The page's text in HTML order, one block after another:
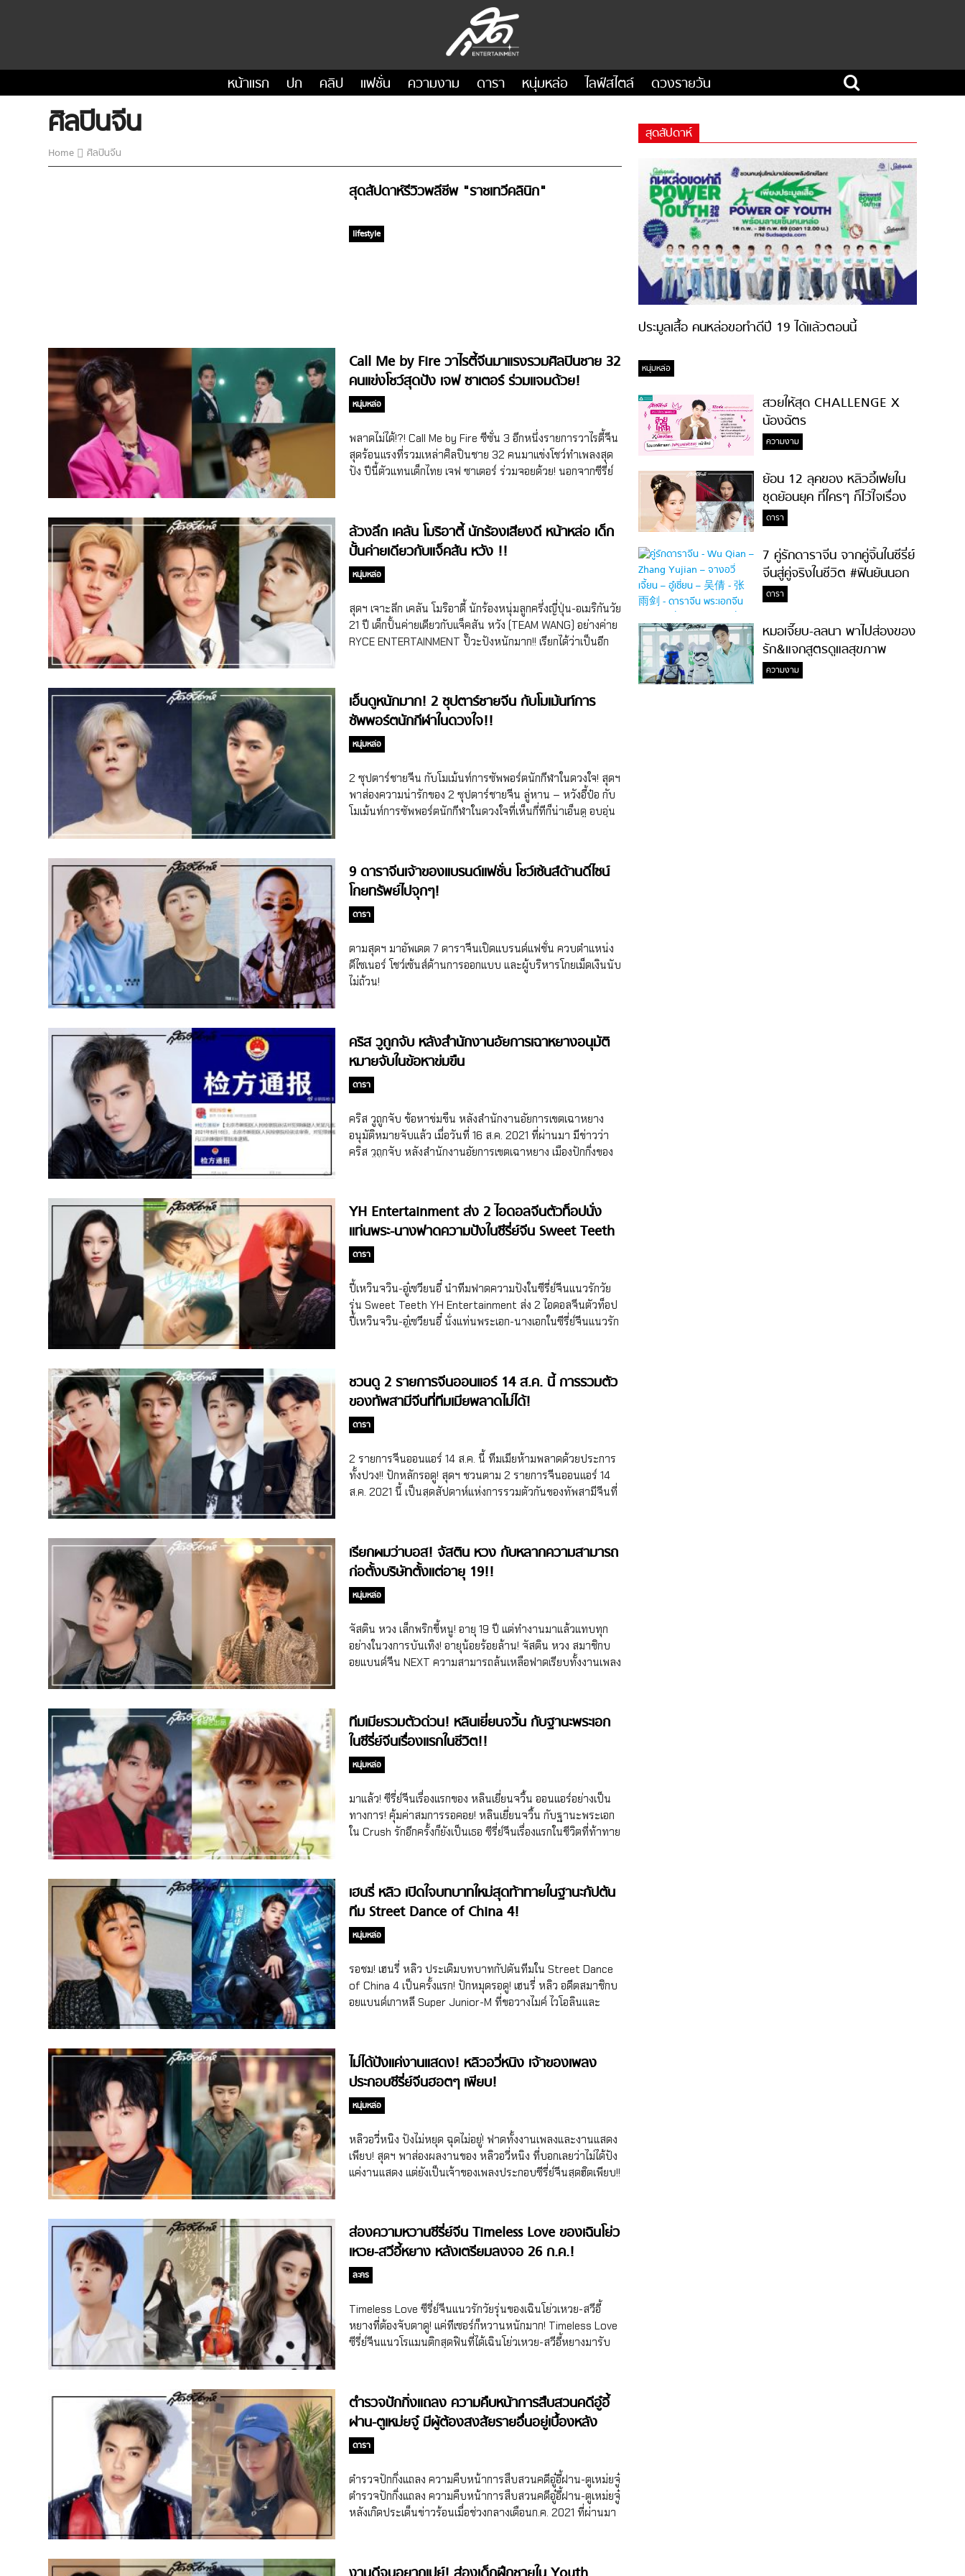
หน้าแรก ปก คลิป แฟชั่น ความงาม ดารา หนุ่มหล่อ ไลฟ์สไตล์ ดวงรายวัน
ศิลปินจีน
Home ศิลปินจีน
สุดสัปดาห์รีวิวพลีชีพ "ราชเทวีคลินิก"
lifestyle
Call Me by Fire วาไรตี้จีนมาแรงรวมศิลปินชาย 32
คนแข่งโชว์สุดปัง เจฟ ซาเตอร์ ร่วมแจมด้วย!
หนุ่มหล่อ
พลาดไม่ได้!?! Call Me by Fire ซีซั่น 3 อีกหนึ่งรายการวาไรตี้จีน
สุดร้อนแรงที่รวมเหล่าศิลปินชาย 32 คนมาแข่งโชว์ทำเพลงสุด
ปัง ปีนี้ตัวแทนเด็กไทย เจฟ ซาเตอร์ ร่วมจอยด้วย! นอกจากซีรี่ย์
หนึ่งปีที่มีรายการจีนน่าดูๆ ออนแอร์เยอะมาก-ก-ก ซึ่งหนึ่งใน
รายการที่สุดฯ บอกเลยว่า พลาดไม่ได้โดยเฉพาะสาวๆ เพราะนี่
เป็นรายการที่นอกจากจะรวมเหล่าศิลปินชายไว้เยอะมากๆ แล้ว
ยังมีหมดตั้งแต่ซุปตาร์รุ่นใหญ่ขวัญใจเด็กยุค 90 กระทั่งนักร้อง
รุ่นใหม่ นั่นคือ รายการ Call Me by Fire หรือชื่อจีน 披荆斩棘
ก่อนที่สุดฯ จะพาไปส่องว่ามีหนุ่มคนไหน ขอพูดถึงรายการCall
Me by Fireให้หลายๆ คนที่อาจจะยังไม่เคยดูได้รู้จักกันก่อนค่ะ
สำหรับรายการCall Me by Fireเป็นรายการที่นำเหล่าศิลปิน
ล้วงลึก เคลัน โมริอาตี้ นักร้องเสียงดี หน้าหล่อ เด็ก
ปั้นค่ายเดียวกับแจ็คสัน หวัง !!
หนุ่มหล่อ
สุดฯ เจาะลึก เคลัน โมริอาตี้ นักร้องหนุ่มลูกครึ่งญี่ปุ่น-อเมริกันวัย
21 ปี เด็กปั้นค่ายเดียวกับแจ็คสัน หวัง (TEAM WANG) อย่างค่าย
RYCE ENTERTAINMENT ปั๊วะปังหนักมาก!! เรียกได้ว่าเป็นอีก
ที่ 12 เดือนเม.ย. 2001) ที่เชื่อว่าคอสายบันเทิงจีนน่าจะพอคุ้น
หน้าคุ้นตากันมาบ้างแล้วก่อนหน้านี้ เพราะเคลัน โมริอาตี้เป็น
หนึ่งในผู้เข้าแข่งขันรายการเซอร์ไวเวิลจีนเฟ้นหาไอดอลเพื่อเดบิ
วต์เป็นบอยแบนด์จีนวงใหม่อย่าง CHUANG 2021 (หรืออีกชื่อ
Produce Camp 2021) และเป็นหนึ่งในผู้เข้าแข่งขันตัวท็อปของ
รายการ ก่อนจะจบการแข่งด้วยอันดับที่ 12 อย่างไรก็ตาม อันที่
จริงสุดฯ ต้องขอย้อนความไปถึงโปรไฟล์ของเคลัน โมริอาตี้สัก
หน่อยว่า เด็กหนุ่มคนนี้เกิดที่ประเทศคิวบา และได้เดบิวต์เป็นนัก
เอ็นดูหนักมาก! 2 ซุปตาร์ชายจีน กับโมเม้นท์การ
ซัพพอร์ตนักกีฬาในดวงใจ!!
หนุ่มหล่อ
2 ซุปตาร์ชายจีน กับโมเม้นท์การซัพพอร์ตนักกีฬาในดวงใจ! สุดฯ
พาส่องความน่ารักของ 2 ซุปตาร์ชายจีน ลู่หาน – หวังอี้ป๋อ กับ
โมเม้นท์การซัพพอร์ตนักกีฬาในดวงใจที่เห็นกี่ทีก็น่าเอ็นดู อบอุ่น
ในฐานะอดีตสมาชิกบอยแบนด์เกาหลีใต้ EXO ที่เป็นอีกหนึ่งหนุ่ม
ฮอตของวงการบันเทิงจีนที่มีทักษะทางด้านกีฬาดีมาก อย่างเช่น
ในรายการวาไรตี้จีน Keep Running ที่ลู่หานเป็นสมาชิกหลัก
ของรายการมาตั้งแต่ปี 2015-2018 ก็พิสูจน์ให้เห็นกันแล้วถึง
หลายซีซั่น อันที่จริงนอกจากทักษะทางด้านกีฬาที่ดี ลู่หานยังชื่น
ชอบกีฬาฟุตบอลมากๆ โดยมีทีมในดวงใจอย่างแมนยูหรือแมนเชส
เตอร์ยูไนเต็ด (Manchester United) ซึ่งนักเตะที่ลู่หานออก
อาการปลื้มสุดๆ ก็มีหลายคน แต่ที่ต้องพูดถึงเลยคือ เดวิด เบ็ค
บ้านเก่าอย่างทีมแมนยูแล้ว หลังจากข่าวของคริสเตียโน โรนัลโด
ถูกเผยแพร่ออกมา ลู่หานก็ออกมาเคลื่อนไหวผ่านเวยป๋อ ด้วยการ
ถ่ายรูปตัวเองที่สะท้อนบนกรอบรูปที่มีเสื้อและลายเซ็นของคริส
เตียโน โรนัลโด พร้อมกับพิมพ์ข้อความสั้นๆ […]
9 ดาราจีนเจ้าของแบรนด์แฟชั่น โชว์เซ้นส์ด้านดีไซน์
โกยทรัพย์ไปจุกๆ!
ดารา
ตามสุดฯ มาอัพเดต 7 ดาราจีนเปิดแบรนด์แฟชั่น ควบตำแหน่ง
ดีไซเนอร์ โชว์เซ้นส์ด้านการออกแบบ และผู้บริหารโกยเม็ดเงินนับ
ไม่ถ้วน!
คริส วูถูกจับ หลังสำนักงานอัยการเฉาหยางอนุมัติ
หมายจับในข้อหาข่มขืน
ดารา
คริส วูถูกจับ ข้อหาข่มขืน หลังสำนักงานอัยการเขตเฉาหยาง
อนุมัติหมายจับแล้ว เมื่อวันที่ 16 ส.ค. 2021 ที่ผ่านมา มีข่าวว่า
คริส วูถูกจับ หลังสำนักงานอัยการเขตเฉาหยาง เมืองปักกิ่งของ
เกี่ยวกับคริส วู (Kris Wu หรือชื่อจริง อู๋อี้ฝาน/Wu Yifan) นักร้อง
โปรดิวเซอร์ นักแสดง แฟชั่นไอคอนชื่อดังของจีน และเน็ตไอดอล
หญิงจีนตูเหม่ยจู๋ (Du Meizhu) ที่ออกมาเปิดเผยผ่านโซเชียลใน
ช่วงเดือนก.ค. 2021 ว่า เธอเคยถูกคริส วูล่วงเกิน อีกทั้งอ้างว่ายังมี
หญิงสาวคนอื่นๆ ที่โดนกระทำเหมือนเธอเช่นกัน หลังจากนั้น
เหตุการณ์ก็ค่อยๆ รุนแรงมากขึ้นเรื่อยๆ จนนำไปสู่การดำเนินคดี
ทางกฎหมาย โดยก่อนหน้านี้เมื่อวันที่ 22 ก.ค. 2021 ทางเจ้า
หน้าที่ตำรวจปักกิ่งได้แถลงความคืบหน้าการสืบสวนคดีอู๋อี้ฝาน-
ต่อได้ที่นี่ค่ะ) จากนั้นในวันที่ 31 ก.ค. 2021 […]
YH Entertainment ส่ง 2 ไอดอลจีนตัวท็อปนั่ง
แท่นพระ-นางฟาดความปังในซีรี่ย์จีน Sweet Teeth
ดารา
ปี้เหวินจวิน-อู๋เซวียนอี๋ นำทีมฟาดความปังในซีรี่ย์จีนแนวรักวัย
รุ่น Sweet Teeth YH Entertainment ส่ง 2 ไอดอลจีนตัวท็อป
ปี้เหวินจวิน-อู๋เซวียนอี๋ นั่งแท่นพระเอก-นางเอกในซีรี่ย์จีนแนวรัก
ชื่อนั้นจะขาดชื่อของค่าย YH Entertainment หรือ Yuehua
Entertainment ไปไม่ได้ โดยค่ายนี้มีทั้งสมาชิกบอยแบนด์
เกาหลีใต้-จีนอย่าง UNIQ ที่มีหวังอี้ป๋อ (Wang Yibo) เป็นหนึ่งใน
สมาชิกของวง นอกจากนี้ยังมีหานเกิง (Han Geng) อดีตสมาชิกบ
อยแบนด์เกาหลีใต้ Super Junior, เกิร์ลกรุ๊ป WJSN, บอยแบนด์
จีน NEXT ที่มี 2 ไอดอลชื่อดังอย่างอู๋เซวียนอี๋ (Wu Xuanyi หรือ
Betty Wu) และปี้เหวินจวิน (Bi Wenjun) รวมอยู่ด้วย สำหรับอู๋
เซวียนอี๋ […]
ชวนดู 2 รายการจีนออนแอร์ 14 ส.ค. นี้ การรวมตัว
ของทัพสามีจีนที่ทีมเมียพลาดไม่ได้!
ดารา
2 รายการจีนออนแอร์ 14 ส.ค. นี้ ทีมเมียห้ามพลาดด้วยประการ
ทั้งปวง!! ปักหลักรอดู! สุดฯ ชวนตาม 2 รายการจีนออนแอร์ 14
ส.ค. 2021 นี้ เป็นสุดสัปดาห์แห่งการรวมตัวกันของทัพสามีจีนที่
ฤกษ์ออกอากาศอย่างเป็นทางการในวันที่ 14 ส.ค.นี้แล้ว ทางแอป
YOUKU โดยปีนี้เป็นอีกหนึ่งปีที่พิเศษมากๆ และได้รับการตั้งตา
รอคอยจากแฟนๆ มากที่สุดอีกซีซั่นหนึ่งเลยก็ว่าได้ เพราะ
นอกจากจะเป็นซีซั่นที่มีนักเต้นฝีมือดีจากหลากหลายประเทศทั่ว
ทุกมุมโลกมาร่วมกันแข่งขัน และทำสเตจลุกเป็นไฟแล้ว ยังได้ 4
โค้ชหัวหน้าทีมที่ร้อนแรงและครบเครื่องสุดๆ! คนแรกคือ หวังอี้
ป๋อ (Wang Yibo) นักแสดงจากซีรี่ย์จีน The Untamed
Street […]
เรียกผมว่าบอส! จัสติน หวง กับหลากความสามารถ
ก่อตั้งบริษัทตั้งแต่อายุ 19!!
หนุ่มหล่อ
จัสติน หวง เล็กพริกขี้หนู! อายุ 19 ปี แต่ทำงานมาแล้วแทบทุก
อย่างในวงการบันเทิง! อายุน้อยร้อยล้าน! จัสติน หวง สมาชิกบ
อยแบนด์จีน NEXT ความสามารถล้นเหลือฟาดเรียบทั้งงานเพลง
จริงๆ ค่า สำหรับจัสติน หวง (Justin Huang) หรือชื่อจริงหวงห
มิงฮ่าว (Huang Minghao) สมาชิกน้องเล็กแห่งบอยแบนด์จีน
NEXT แห่งค่าย Yuehua Entertainment หนุ่มน้อยมากความ
สามารถวัย 19 ปี (เกิดเดือนก.พ. 2002) ที่นอกจากจะเป็นหนึ่งใน
ผู้ชนะของรายการเซอร์ไวเวิลจีน Idol Producer ซีซั่น 1 (2018)
โดยจบจากรายการด้วยอันดับที่ 4 จนได้เดบิวต์ตำแหน่งแร็ปใน
นามสมาชิกของวง NINE PERCENT ก่อนจะหมดสัญญายุบวงไป
เมื่อปลายปี 2019 ปัจจุบันยังนั่งแท่นเป็นบอสแล้วด้วยค่า! ล่าสุด
ทีมเมียรวมตัวด่วน! หลินเยี่ยนจวิ้น กับฐานะพระเอก
ในซีรี่ย์จีนเรื่องแรกในชีวิต!!
หนุ่มหล่อ
มาแล้ว! ซีรี่ย์จีนเรื่องแรกของ หลินเยี่ยนจวิ้น ออนแอร์อย่างเป็น
ทางการ! คุ้มค่าสมการรอคอย! หลินเยี่ยนจวิ้น กับฐานะพระเอก
ใน Crush รักอีกครั้งก็ยังเป็นเธอ ซีรี่ย์จีนเรื่องแรกในชีวิตที่ท้าทาย
เสมอ หนึ่งในนั้นจะขาดชื่อของหนุ่มๆ อดีตสมาชิกวง NINE
PERCENT บอยแบนด์จีนผู้ชนะจากรายการเซอร์ไวเวิลจีน Idol
Producer (2018) ไปไม่ได้!! โดยหนึ่งในสมาชิกนั้นก็มีหลินเยี่ยนจ
วิ้น (Lin Yanjun หรือ Evan Lin) ที่ได้อันดับ 5 ของรายการด้วย
ซึ่งหลังจากวง NINE PERCENT หมดสัญญาวงและแยกย้ายกันไป
สานต่องานเดี่ยวของตัวเองเมื่อเดือนต.ค. 2019 หลินเยี่ยวจวิ้นก็
เป็นอีกหนึ่งคนที่มีผลงานหลากหลายให้แฟนคลับได้ติดตามอยู่
เป็นระยะ ไม่ว่าจะเป็นงานเพลงที่มีทั้งมินิอัลบั้ม เพลงประกอบซี
เป็นทางการแล้ว หลังจากเปิดและปิดกล้องถ่ายทำไปเมื่อช่วง
ปลายปี 2020 สำหรับ Crush หรือชื่อไทย รักอีกครั้งก็ยังเป็นเธอ
ซีรี่ย์จีนแนวโรแมนติกชวนซึ้งที่ถือเป็นผลงานการแสดงเรื่องแรก
ในชีวิตของหลินเยี่ยนจวิ้น อีกทั้งยังนั่งแท่นพระเอกของเรื่องอีก
ด้วย! […]
เฮนรี่ หลิว เปิดใจบทบาทใหม่สุดท้าทายในฐานะกัปตัน
ทีม Street Dance of China 4!
หนุ่มหล่อ
รอชม! เฮนรี่ หลิว ประเดิมบทบาทกัปตันทีมใน Street Dance
of China 4 เป็นครั้งแรก! ปักหมุดรอดู! เฮนรี่ หลิว อดีตสมาชิกบ
อยแบนด์เกาหลี Super Junior-M ที่ขอวางไมค์ ไวโอลินและ
หากพูดถึงรายการจีนที่ทำเอาคนดูตื่นเต้น ขนลุก เร้าใจทุกตอน
ตลอดการออกอากาศ หนึ่งในนั้นจะขาดชื่อของ Street Dance
of China (ชื่อจีน 这就是街舞) รายการเซอร์ไวเวิลจีนแข่งเต้น
แนวสตรีทที่ตั้งแต่ออนแอร์ซีซั่น 1 เมื่อปี 2018 กระทั่งในปี 2021
ดำเนินมาถึงซีซั่น 4 อย่างเป็นทางการแล้ว!! ซึ่งเมื่อเดือนมิ.ย.
2021 ที่ผ่านมาทางทีมงานรายการก็ได้มีการเผยโฉมหน้า 4 คน
ดังจีนที่มารับหน้าที่เป็นกัปตันทีมในซีซั่นนี้ นำทีมโดยหานเกิง
หรือฮันเกิง (Han Geng) อดีตสมาชิกวง Super Junior […]
ไม่ได้ปังแค่งานแสดง! หลิวอวี่หนิง เจ้าของเพลง
ประกอบซีรี่ย์จีนฮอตๆ เพียบ!
หนุ่มหล่อ
หลิวอวี่หนิง ปังไม่หยุด ฉุดไม่อยู่! ฟาดทั้งงานเพลงและงานแสดง
เพียบ! สุดฯ พาส่องผลงานของ หลิวอวี่หนิง ที่บอกเลยว่าไม่ได้ปัง
แค่งานแสดง แต่ยังเป็นเจ้าของเพลงประกอบซีรี่ย์จีนสุดฮิตเพียบ!!
นั้นจะขาดชื่อของหลิวอวี่หนิง (Liu Yuning) สมาชิกวง Modern
Brothers วัย 31 ปี (เกิดเมื่อม.ค. 1990) ไปไม่ได้ หลิวอวี่หนิงเคย
เข้าร่วมแข่งขันในรายการเซอร์ไวเวิลจีน Super Boy (2014) ก่อน
จะเริ่มต้นเส้นทางในวงการบันเทิงจีนในฐานะนักร้องอย่างเป็น
ทางการเมื่อปี 2014 ด้วยการเดบิวต์ในนามสมาชิกวง Modern
Brothers พร้อมกับเพื่อนร่วมวงอีก 4 คน (ปัจจุบันเหลือสมาชิก
3 คน) กระทั่งในปี 2016 หลิวอวี่หนิงก็ได้แตะงานแสดงเป็นครั้ง
แรกในหนังจีนเรื่อง Class 952 (2016) โดยรับบทเป็นพระเอก
เลือดร้อน […]
ส่องความหวานซีรี่ย์จีน Timeless Love ของเฉินโย่ว
เหวย-สวีอี้หยาง หลังเตรียมลงจอ 26 ก.ค.!
ละคร
Timeless Love ซีรี่ย์จีนแนวรักวัยรุ่นของเฉินโย่วเหวย-สวีอี้
หยางที่ต้องจับตาดู! แค่ทีเซอร์ก็หวานหนักมาก! Timeless Love
ซีรี่ย์จีนแนวโรแมนติกสุดฟินที่ได้เฉินโย่วเหวย-สวีอี้หยางมารับ
จีนปล่อยความแรงแบบไม่มีแผ่วเลยจริงๆ ค่า เพราะตั้งแต่ต้น
เดือนก็ส่งซีรี่ย์จีนทยอยลงจอออนแอร์ไม่หยุด ไม่ว่าจะเป็น The
Flaming Heart ของกงจวิ้น-จางฮุ่ยเหวิน, Unforgettable
Love ซีรี่ย์จีนของเว่ยเจ๋อหมิง-หูอี้เสวียน, Silent Evidence ของ
จางอวี่เจี้ยน-โจวอวี่ถง, Lover or Stranger ผลงานของคู่จิ้นโอ
วหาว-วิคตอเรีย ซ่ง, Broker ของหลัวอวิ๋นซี-วิคตอเรียซ่ง รวมไป
ถึงที่เตรียมนับถอยหลังลงจออย่าง You Are My Glory ผลงาน
ของหยางหยาง-ตี๋ลี่เร่อปา, First Love Again ของชือป๋ออวี่-เฉิน
ตำรวจปักกิ่งแถลง ความคืบหน้าการสืบสวนคดีอู๋อี้
ฝาน-ตูเหม่ยจู๋ มีผู้ต้องสงสัยรายอื่นอยู่เบื้องหลัง
ดารา
ตำรวจปักกิ่งแถลง ความคืบหน้าการสืบสวนคดีอู๋อี้ฝาน-ตูเหม่ยจู๋
ตำรวจปักกิ่งแถลง ความคืบหน้าการสืบสวนคดีอู๋อี้ฝาน-ตูเหม่ยจู๋
หลังเกิดประเด็นข่าวร้อนเมื่อช่วงกลางเดือนก.ค. 2021 ที่ผ่านมา
ยจู๋ (Du Meizhu) เน็ตไอดอลจีนได้ออกมาเปิดเผยผ่านโซเชียลว่า
สุดสัปดาห์
ประมูลเสื้อ คนหล่อขอทำดีปี 19 ได้แล้วตอนนี้
หนุ่มหล่อ
สวยให้สุด CHALLENGE X
น้องฉัตร
ความงาม
ย้อน 12 ลุคของ หลิวอี้เฟยใน
ชุดย้อนยุค ที่ใครๆ ก็ไว้ใจเรื่อง
ความสวย!
ดารา
7 คู่รักดาราจีน จากคู่จิ้นในซีรี่ย์
จีนสู่คู่จริงในชีวิต #ฟินยันนอก
จอ
ดารา
หมอเจี๊ยบ-ลลนา พาไปส่องของ
รัก&แจกสูตรดูแลสุขภาพ
#ล้างจมูกไม่ยากจะสอนให้
ความงาม